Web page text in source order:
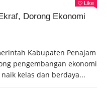
Like
Dorong Ekonomi
Kabupaten Penajam
pengembangan ekonomi
kelas dan berdaya...